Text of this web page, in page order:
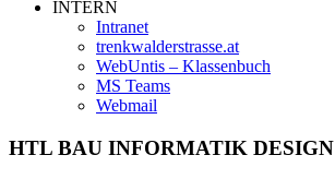
INTERN
Intranet
trenkwalderstrasse.at
WebUntis – Klassenbuch
MS Teams
Webmail
HTL BAU INFORMATIK DESIGN